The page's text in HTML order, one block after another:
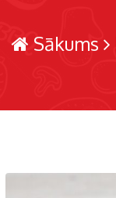
Sākums